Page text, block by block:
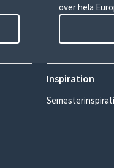
över hela
Inspiration